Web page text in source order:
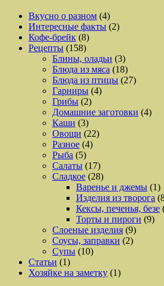
Вкусно о разном (4)
Интересные факты (2)
Кофе-брейк (8)
Рецепты (158)
Блины, оладьи (3)
Блюда из мяса (18)
Блюда из птицы (27)
Гарниры (4)
Грибы (2)
Домашние заготовки (4)
Каши (3)
Овощи (22)
Разное (4)
Рыба (5)
Салаты (17)
Сладкое (28)
Варенье и джемы (1)
Изделия из творога
Кексы, печенья, безе
Торты и пироги (9)
Слоеные изделия (9)
Соусы, заправки (2)
Супы (10)
Статьи (1)
Хозяйке на заметку (1)